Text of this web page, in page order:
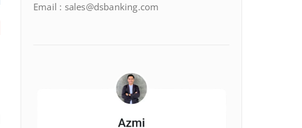
Email : sales@dsbanking.com